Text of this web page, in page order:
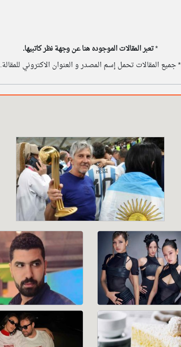
*تعبر المقالات الموجوده هنا عن وجهة نظر كاتبيها.
* جميع المقالات تحمل إسم المصدر و العنوان الاكتروني للمقالة.